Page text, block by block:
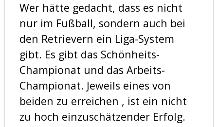
Wer hätte gedacht, dass es nicht
nur im Fußball, sondern auch bei
den Retrievern ein Liga-System
gibt. Es gibt das Schönheits-
Championat und das Arbeits-
Championat. Jeweils eines von
beiden zu erreichen , ist ein nicht
zu hoch einzuschätzender Erfolg.